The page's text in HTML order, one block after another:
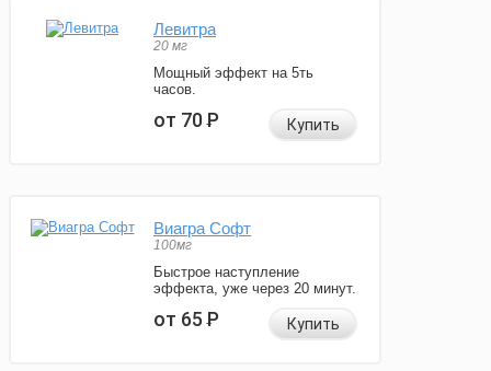
Левитра
20 мг
Мощный эффект на 5ть
часов.
от 70Р Купить
Виагра Софт
100мг
Быстрое наступление
эффекта, уже через 20 минут.
от 65Р Купить